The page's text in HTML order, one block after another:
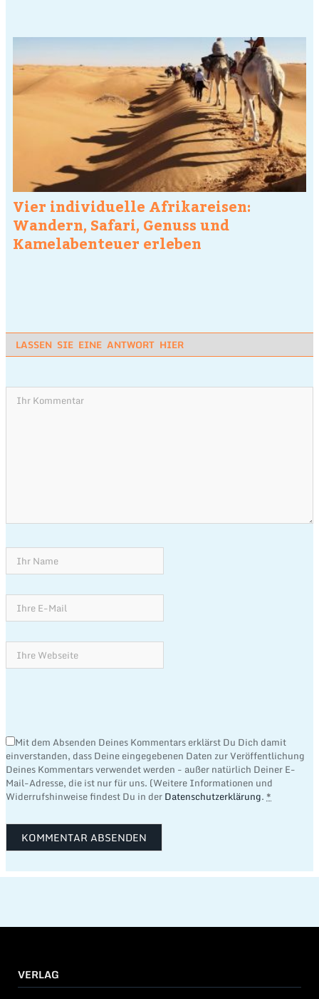
Vier individuelle Afrikareisen:
Wandern, Safari, Genuss und
Kamelabenteuer erleben
LASSEN SIE EINE ANTWORT HIER
Mit dem Absenden Deines Kommentars erklärst Du Dich damit
einverstanden, dass Deine eingegebenen Daten zur Veröffentlichung
Deines Kommentars verwendet werden - außer natürlich Deiner E-
Mail-Adresse, die ist nur für uns. (Weitere Informationen und
Widerrufshinweise findest Du in derDatenschutzerklärung.*
VERLAG